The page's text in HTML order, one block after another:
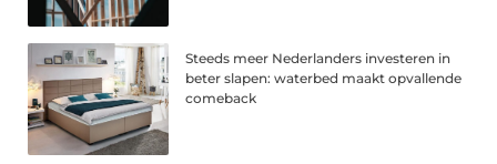
Steeds meer Nederlanders investeren in
beter slapen: waterbed maakt opvallende
comeback